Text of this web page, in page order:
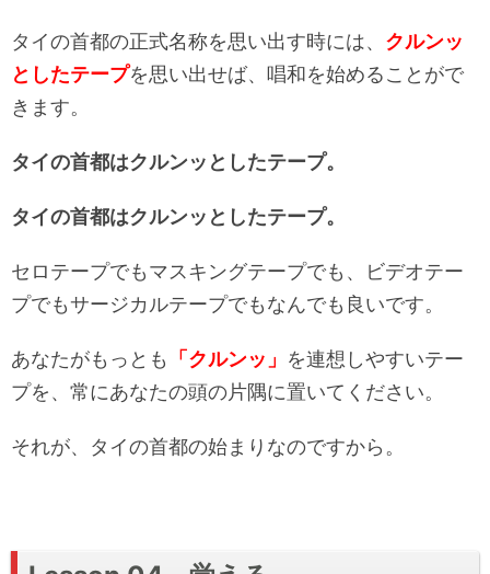
タイの首都の正式名称を思い出す時には、 クルンッ
としたテープを思い出せば、唱和を始めることがで
きます。
タイの首都はクルンッとしたテープ。
タイの首都はクルンッとしたテープ。
セロテープでもマスキングテープでも、ビデオテー
プでもサージカルテープでもなんでも良いです。
あなたがもっとも 「クルンッ」 を連想しやすいテー
プを、常にあなたの頭の片隅に置いてください。
それが、タイの首都の始まりなのですから。